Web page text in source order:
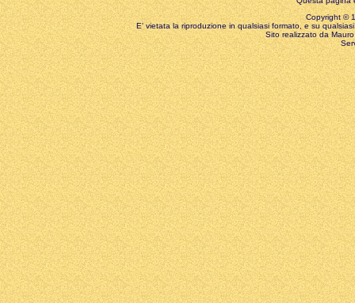
Copyright ©
E' vietata la riproduzione in qualsiasi formato, e su
Sito realizzato da